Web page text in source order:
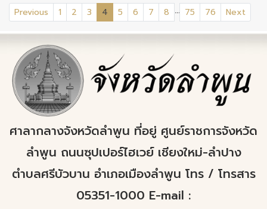
Previous 1 2 3 4 (current)
5 6 7 8 ... 75 76 Next
ศาลากลางจังหวัดลำพูน ที่อยู่ ศูนย์ราชการจังหวัด
ลำพูน ถนนซุปเปอร์ไฮเวย์ เชียงใหม่-ลำปาง
ตำบลศรีบัวบาน อำเภอเมืองลำพูน โทร / โทรสาร
05351-1000 E-mail :